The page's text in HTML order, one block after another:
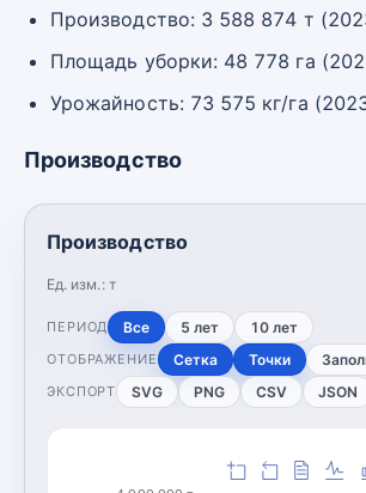
Производство: 3 588 874 т
Площадь уборки: 48 778 га
Урожайность: 73 575 кг/га
Производство
Производство
Ед. изм.: т
ПЕРИОД Все 5 лет 10 лет
ОТОБРАЖЕНИЕ Сетка Точки
ЭКСПОРТ SVG PNG CSV JSON